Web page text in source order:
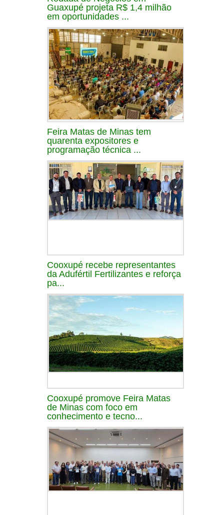
Guaxupé projeta R$ 1,4 milhão
em oportunidades ...
Feira Matas de Minas tem
quarenta expositores e
programação técnica ...
Cooxupé recebe representantes
da Adufértil Fertilizantes e reforça
pa...
Cooxupé promove Feira Matas
de Minas com foco em
conhecimento e tecno...